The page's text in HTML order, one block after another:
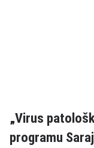
„Virus
programu